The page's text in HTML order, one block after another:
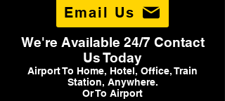
Email Us
We're Available 24/7 Contact
Us Today
Airport To Home, Hotel, Office, Train
Station, Anywhere.
Or To Airport